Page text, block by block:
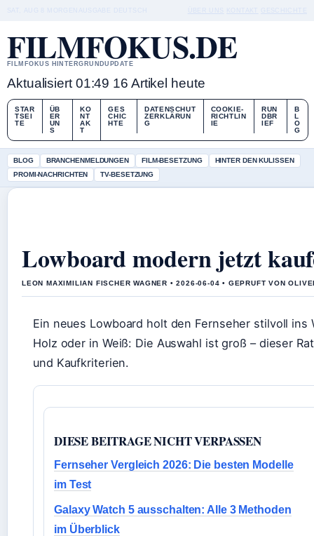
FILMFOKUS.DE
FILMFOKUS HINTERGRUNDUPDATE
Aktualisiert 01:49 16 Artikel heute
STAR
TSEI
TE
ÜB
ER
UN
S
KO
NT
AK
T
GES
CHIC
HTE
DATENSCHUT
ZERKLÄRUN
G
COOKIE-
RICHTLIN
IE
RUN
DBR
IEF
B
L
O
G
BLOG BRANCHENMELDUNGEN FILM-BESETZUNG
HINTER DEN KULISSEN
PROMI-NACHRICHTEN
TV-BESETZUNG
Lowboard modern jetzt
LEON MAXIMILIAN FISCHER WAGNER • 2026-06-04 • GEPRUFT VON
Ein neues Lowboard holt den Fernseher stilvoll
Holz oder in Weiß: Die Auswahl ist groß – dieser
und Kaufkriterien.
DIESE BEITRAGE NICHT VERPASSEN
Fernseher Vergleich 2026: Die besten Modelle
im Test
Galaxy Watch 5 ausschalten: Alle 3 Methoden
im Überblick